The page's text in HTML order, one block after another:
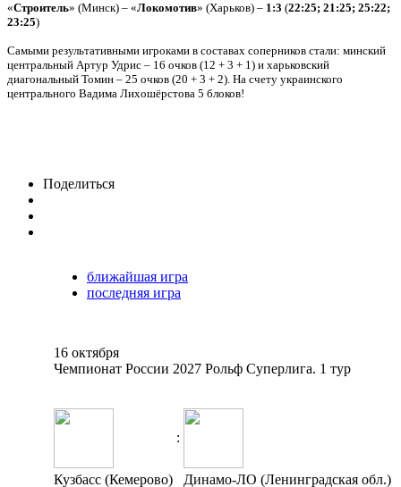
«Строитель» (Минск) – «Локомотив» (Харьков) – 1:3 (22:25; 21:25; 25:22;
23:25)
Самыми результативными игроками в составах соперников стали: минский
центральный Артур Удрис – 16 очков (12 + 3 + 1) и харьковский
диагональный Томин – 25 очков (20 + 3 + 2). На счету украинского
центрального Вадима Лихошёрстова 5 блоков!
Поделиться
ближайшая игра
последняя игра
16 октября
Чемпионат России 2027 Рольф Суперлига. 1 тур
:
Кузбасс (Кемерово) Динамо-ЛО (Ленинградская обл.)